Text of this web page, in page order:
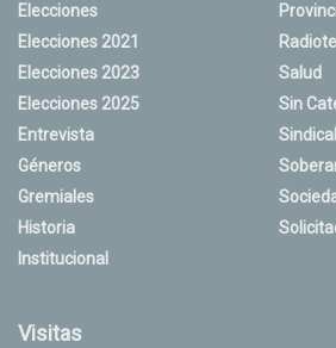
Elecciones
Elecciones 2021
Elecciones 2023
Elecciones 2025
Entrevista
Géneros
Gremiales
Historia
Institucional
Salud
Sin
Visitas